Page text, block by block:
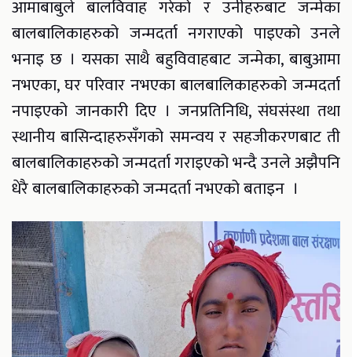
आमाबाबुले बालविवाह गरेको र उनीहरुबाट जन्मेका
बालबालिकाहरुको जन्मदर्ता नगराएको पाइएको उनले
भनाइ छ । यसका साथै बहुविवाहबाट जन्मेका, बाबुआमा
नभएका, घर परिवार नभएका बालबालिकाहरुको जन्मदर्ता
नपाइएको जानकारी दिए । जनप्रतिनिधि, संघसंस्था तथा
स्थानीय बासिन्दाहरुसँगको समन्वय र सहजीकरणबाट ती
बालबालिकाहरुको जन्मदर्ता गराइएको भन्दै उनले अझैपनि
धेरै बालबालिकाहरुको जन्मदर्ता नभएको बताइन ।